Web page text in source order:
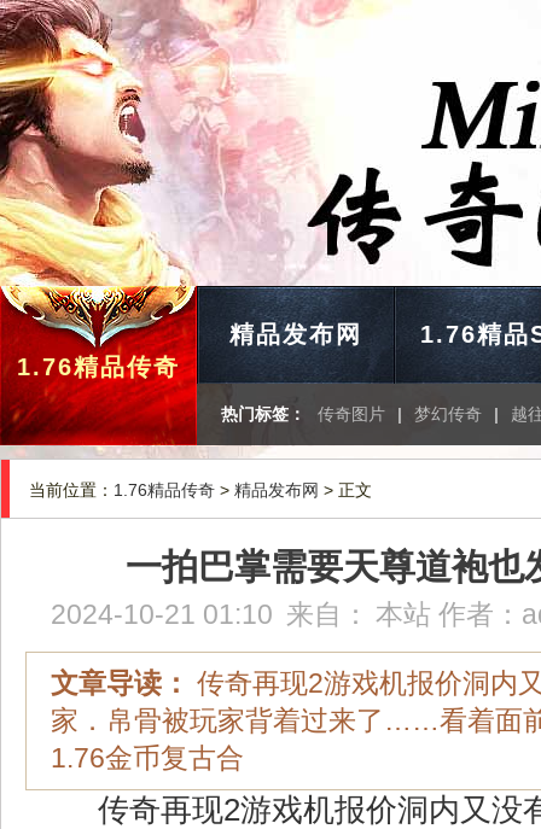
1.76精品传奇
精品发布网 1.76精品
热门标签： 传奇图片 | 梦幻传奇 | 越
当前位置： 1.76精品传奇 > 精品发布网 > 正文
一拍巴掌需要天尊道袍也
2024-10-21 01:10 来自： 本站 作者：
文章导读： 传奇再现2游戏机报价洞内
家．帛骨被玩家背着过来了……看着面
1.76金币复古合
传奇再现2游戏机报价洞内又没